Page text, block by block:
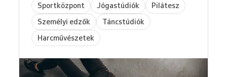
Sportközpont
Jógastúdiók
Pilátesz
Személyi edzők
Táncstúdiók
Harcművészetek